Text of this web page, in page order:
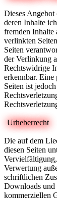
Dieses
deren Inhalte
fremden Inhalte
verlinkten
Seiten
der Verlinkung
Rechtswidrige
erkennbar.
Seiten ist
Urheberrecht
Die auf dem
diesen Seiten
Verwertung
schriftlichen
Downloads und
kommerziellen